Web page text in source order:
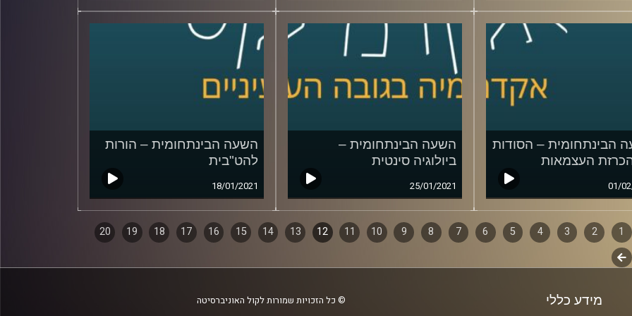
הבינתחומית – הסודות
העצמאות
01/
השעה הבינתחומית –
ביולוגיה סינטית
25/01/2021
השעה הבינתחומית – הורות
להט"בית
18/01/2021
1
2
3
4
5
6
7
8
9
10
11
12
13
14
15
16
17
18
19
20
לשלב
מידע כללי © כל הזכויות שמורות לקול האוניברסיטה